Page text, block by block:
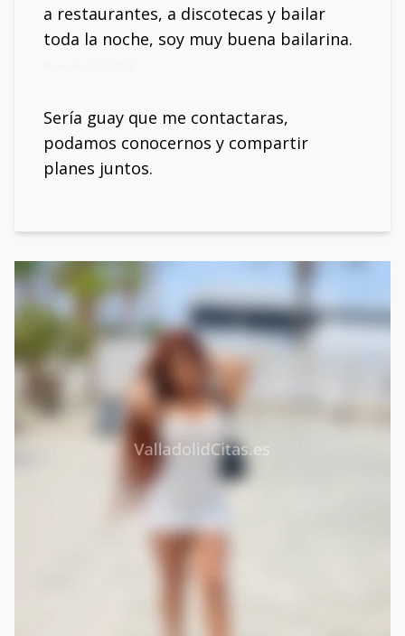
a restaurantes, a discotecas y bailar
toda la noche, soy muy buena bailarina.
Sería guay que me contactaras,
podamos conocernos y compartir
planes juntos.